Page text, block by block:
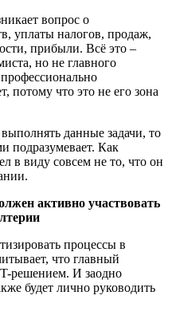
вопрос о
уплаты налогов, продаж,
прибыли. Всё это –
но не главного
потому что это не его зона
данные задачи, то
подразумевает. Как
в виду совсем не то, что он
активно участвовать
процессы в
что главный
решением. И заодно
будет лично руководить